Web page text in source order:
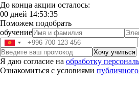
До конца акции осталось:
00 дней 14:53:34
Поможем подобрать
обучение
Я даю согласие на обработку
Ознакомиться с условиями